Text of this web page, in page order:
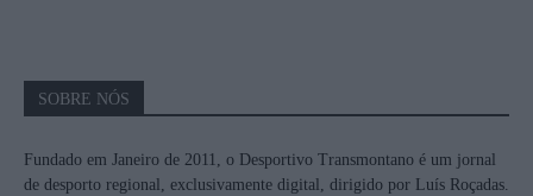
SOBRE NÓS
Fundado em Janeiro de 2011, o Desportivo Transmontano é um jornal
de desporto regional, exclusivamente digital, dirigido por Luís Roçadas.